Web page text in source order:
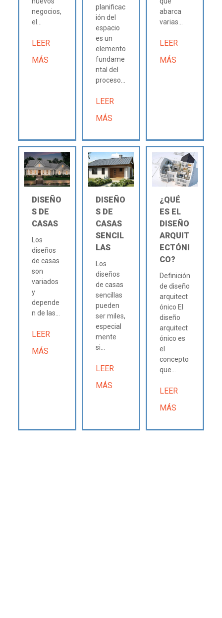
negocios,
el...
LEER
MÁS
planificac
ión del
espacio
es un
elemento
fundame
ntal del
proceso...
LEER
MÁS
abarca
varias...
LEER
MÁS
DISEÑO
S DE
CASAS
Los
diseños
de casas
son
variados
y
depende
n de las...
LEER
MÁS
DISEÑO
S DE
CASAS
SENCIL
LAS
Los
diseños
de casas
sencillas
pueden
ser miles,
especial
mente
si...
LEER
MÁS
¿QUÉ
ES EL
DISEÑO
ARQUIT
ECTÓNI
CO?
Definición
de diseño
arquitect
ónico El
diseño
arquitect
ónico es
el
concepto
que...
LEER
MÁS